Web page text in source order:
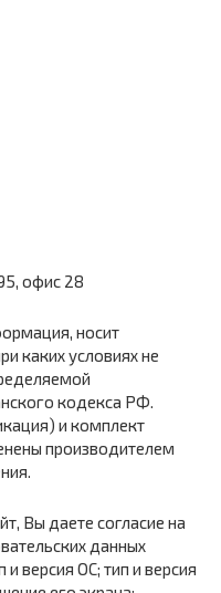
офис 28
носит
каких условиях не
кодекса РФ.
и комплект
производителем
Вы даете согласие на
данных
версия ОС; тип и версия